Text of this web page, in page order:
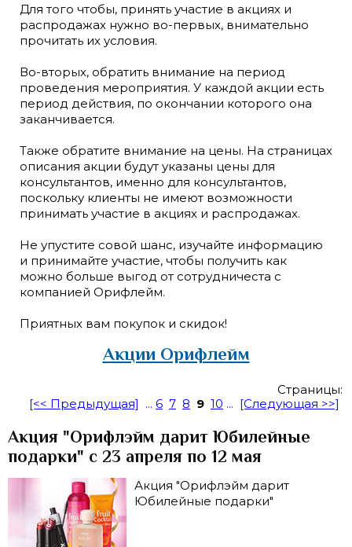
Для того чтобы, принять участие в акциях и
распродажах нужно во-первых, внимательно
прочитать их условия.
Во-вторых, обратить внимание на период
проведения мероприятия. У каждой акции есть
период действия, по окончании которого она
заканчивается.
Также обратите внимание на цены. На страницах
описания акции будут указаны цены для
консультантов, именно для консультантов,
поскольку клиенты не имеют возможности
принимать участие в акциях и распродажах.
Не упустите совой шанс, изучайте информацию
и принимайте участие, чтобы получить как
можно больше выгод от сотрудничеста с
компанией Орифлейм.
Приятных вам покупок и скидок!
Акции Орифлейм
Страницы:
[<< Предыдущая] ... 6 7 8 9 10 ... [Следующая >>]
Акция "Орифлэйм дарит Юбилейные
подарки" с 23 апреля по 12 мая
Акция "Орифлэйм дарит
Юбилейные подарки"